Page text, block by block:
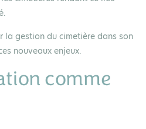
la gestion du cimetière dans son
nouveaux enjeux.
comme